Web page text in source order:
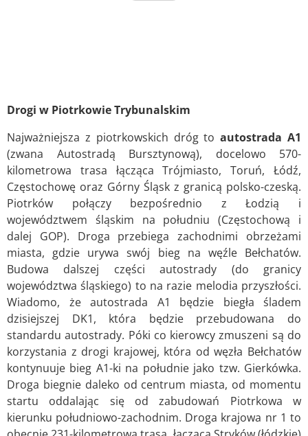
Drogi w Piotrkowie Trybunalskim
Najważniejsza z piotrkowskich dróg toautostrada A1
(zwana Autostradą Bursztynową), docelowo 570-
kilometrowa trasa łącząca Trójmiasto, Toruń, Łódź,
Częstochowę oraz Górny Śląsk z granicą polsko-czeską.
Piotrków połączy bezpośrednio z Łodzią i
województwem śląskim na południu (Częstochową i
dalej GOP). Droga przebiega zachodnimi obrzeżami
miasta, gdzie urywa swój bieg na węźle Bełchatów.
Budowa dalszej części autostrady (do granicy
województwa śląskiego) to na razie melodia przyszłości.
Wiadomo, że autostrada A1 będzie biegła śladem
dzisiejszej DK1, która będzie przebudowana do
standardu autostrady. Póki co kierowcy zmuszeni są do
korzystania z drogi krajowej, która od węzła Bełchatów
kontynuuje bieg A1-ki na południe jako tzw. Gierkówka.
Droga biegnie daleko od centrum miasta, od momentu
startu oddalając się od zabudowań Piotrkowa w
kierunku południowo-zachodnim. Droga krajowa nr 1 to